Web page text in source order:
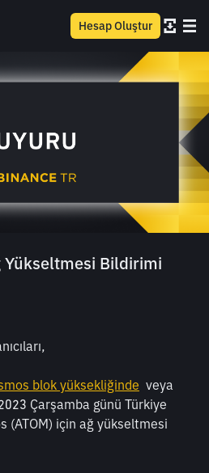
Hesap Oluştur
Yükseltmesi Bildirimi
blok yüksekliğinde veya
Çarşamba günü Türkiye
(ATOM) için ağ yükseltmesi